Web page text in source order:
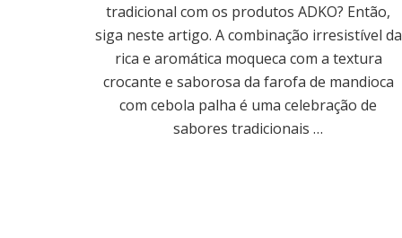
tradicional com os produtos ADKO? Então,
siga neste artigo. A combinação irresistível da
rica e aromática moqueca com a textura
crocante e saborosa da farofa de mandioca
com cebola palha é uma celebração de
sabores tradicionais …